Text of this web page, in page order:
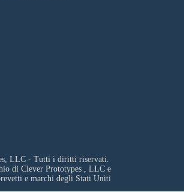
LLC - Tutti i diritti riservati.
di Clever Prototypes , LLCe
e marchi degli Stati Uniti